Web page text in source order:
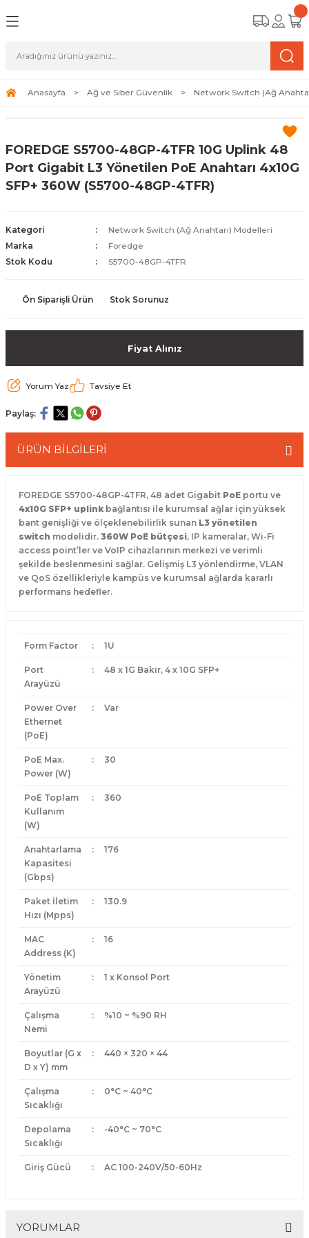
Sistemleri
Sistemleri (Network Kameraları)
ve Depolama Çözümleri
ve Bağlantı Kabloları
Kamera Lisansları
Güvenlik
Duvarı) Cihazları
Ağ Yönlendiricileri
Fi) ve Access Point Ürünleri
Antivirüs Yazılımları
ve Depolama Ürünleri
SSD
Kurtarma
Merkezi Altyapısı
Anasayfa Ağ ve Siber Güvenlik Network Switch (Ağ
FOREDGE S5700-48GP-4TFR 10G Uplink 48
Port Gigabit L3 Yönetilen PoE Anahtarı 4x10G
SFP+ 360W (S5700-48GP-4TFR)
Kategori
Network Switch (Ağ Anahtarı) Modelleri
Marka
Foredge
Stok Kodu
S5700-48GP-4TFR
Ön Siparişli Ürün Stok Sorunuz
Fiyat Alınız
Yorum Yaz Tavsiye Et
Paylaş:
ÜRÜN BİLGİLERİ
FOREDGE S5700-48GP-4TFR, 48 adet Gigabit PoE portu ve
4x10G SFP+ uplinkbağlantısı ile kurumsal ağlar için yüksek
bant genişliği ve ölçeklenebilirlik sunan L3 yönetilen
switch modelidir. 360W PoE bütçesi, IP kameralar, Wi-Fi
access point’ler ve VoIP cihazlarının merkezi ve verimli
şekilde beslenmesini sağlar. Gelişmiş L3 yönlendirme, VLAN
ve QoS özellikleriyle kampüs ve kurumsal ağlarda kararlı
performans hedefler.
Form Factor : 1U
Port
Arayüzü
: 48 x 1G Bakır, 4 x 10G SFP+
Power Over
Ethernet
(PoE)
: Var
PoE Max.
Power (W)
: 30
PoE Toplam
Kullanım
(W)
: 360
Anahtarlama
Kapasitesi
(Gbps)
: 176
Paket İletim
Hızı (Mpps)
: 130.9
MAC
Address (K)
: 16
Yönetim
Arayüzü
: 1 x Konsol Port
Çalışma
Nemi
: %10 ~ %90 RH
Boyutlar (G x
D x Y) mm
: 440 × 320 × 44
Çalışma
Sıcaklığı
: 0°C ~ 40°C
Depolama
Sıcaklığı
: -40°C ~ 70°C
Giriş Gücü : AC 100-240V/50-60Hz
YORUMLAR